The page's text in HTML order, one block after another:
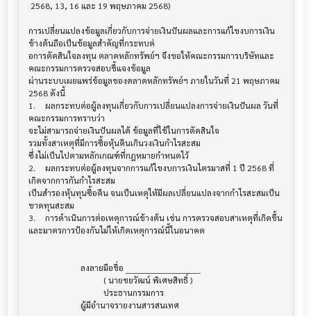
การเปลี่ยนแปลงข้อมูลเกี่ยวกับการจ่ายเงินปันผลและการแก้ไขงบการเงิน
ข้างต้นถือเป็นข้อมูลสำคัญที่กระทบต่
อการตัดสินใจลงทุน ตลาดหลักทรัพย์ฯ จึงขอให้คณะกรรมการบริษัทและ
คณะกรรมการตรวจสอบชี้แจงข้อมูล
ผ่านระบบเผยแพร่ข้อมูลของตลาดหลักทรัพย์ฯ ภายในวันที่ 21 พฤษภาคม
2568 ดังนี้
1.	ผลกระทบต่อผู้ลงทุนเกี่ยวกับการเปลี่ยนแปลงการจ่ายเงินปันผล วันที่
คณะกรรมการทราบว่า
จะไม่สามารถจ่ายเงินปันผลได้ ข้อมูลที่ใช้ในการตัดสินใจ
รวมทั้งสาเหตุที่มีการซื้อหุ้นคืนเกินวงเงินกำไรสะสม
ซึ่งไม่เป็นไปตามหลักเกณฑ์ที่กฎหมายกำหนดไว้
2.	ผลกระทบต่อผู้ลงทุนจากการแก้ไขงบการเงินไตรมาสที่ 1 ปี 2568 ที่
เกิดจากการกันกำไรสะสม
เป็นสำรองหุ้นทุนซื้อคืน จนเป็นเหตุให้มีผลเปลี่ยนแปลงจากกำไรสะสมเป็น
ขาดทุนสะสม
3.	การดำเนินการต่อเหตุการณ์ข้างต้น เช่น การตรวจสอบสาเหตุที่เกิดขึ้น
และมาตรการป้องกันไม่ให้เกิดเหตุการณ์นี้ในอนาคต